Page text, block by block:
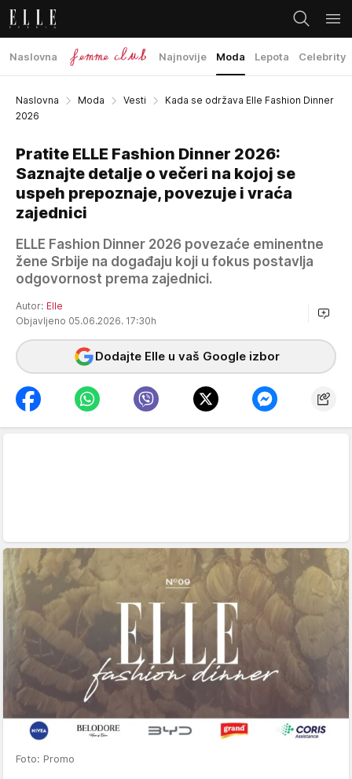
Naslovna Najnovije Moda Lepota Celebrity
Naslovna Moda Vesti
Kada se održava Elle Fashion Dinner
2026
Pratite ELLE Fashion Dinner 2026:
Saznajte detalje o večeri na kojoj se
uspeh prepoznaje, povezuje i vraća
zajednici
ELLE Fashion Dinner 2026 povezaće eminentne
žene Srbije na događaju koji u fokus postavlja
odgovornost prema zajednici.
Autor: Elle
Objavljeno 05.06.2026. 17:30h
Dodajte Elle u vaš Google izbor
Foto: Promo